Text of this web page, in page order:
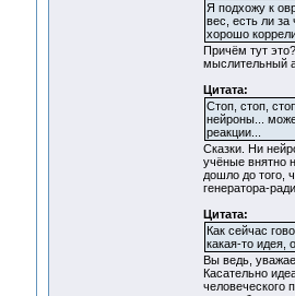
Я подхожу к
вес, есть ли за
хорошо
Причём тут
мыслительный
Цитата:
Стоп, стоп,
нейроны...
реакции...
Сказки. Ни
учёные внятно
дошло до того,
генератора-
Цитата:
Как сейчас
какая-то
Вы ведь,
Касательно
человеческого